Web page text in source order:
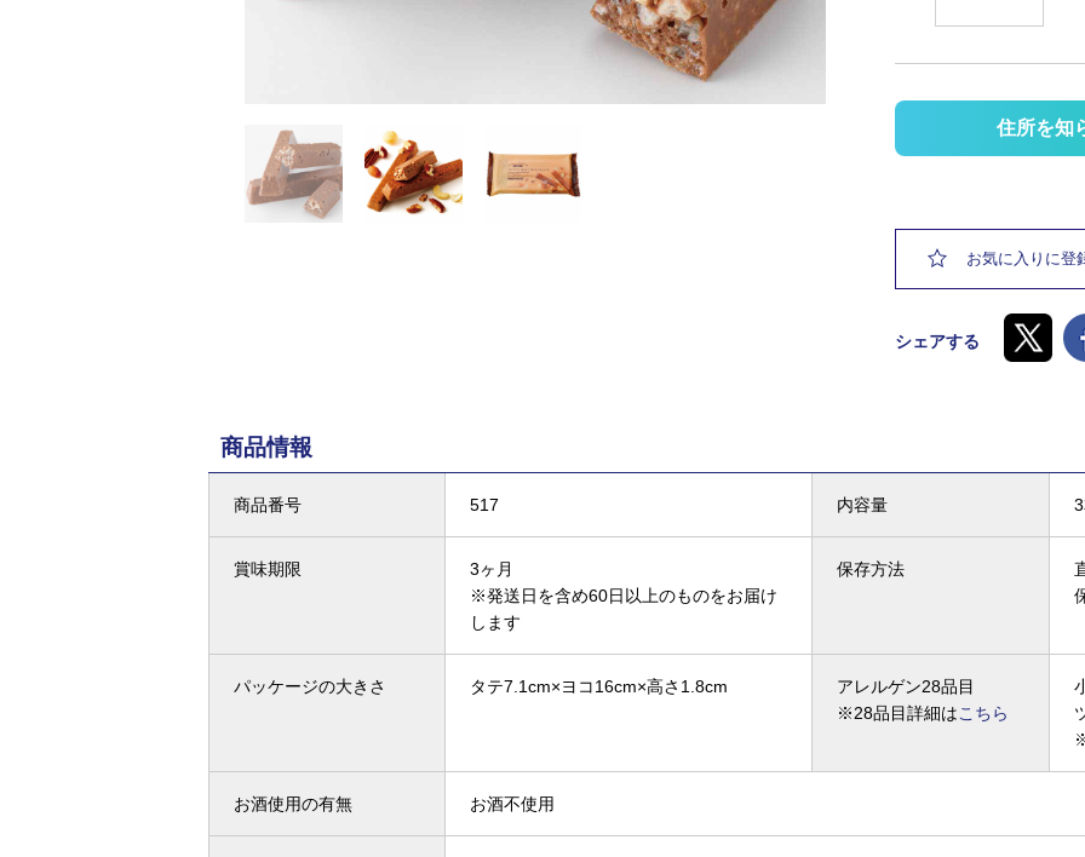
住所を知
お気に入りに登
シェアする
商品情報
商品番号 517 内容量
賞味期限
3ヶ月
※発送日を含め60日以上のものをお届け
します
保存方法
パッケージの大きさ タテ7.1cm×ヨコ16cm×高さ1.8cm
アレルゲン28品目
※28品目詳細はこちら
お酒使用の有無 お酒不使用